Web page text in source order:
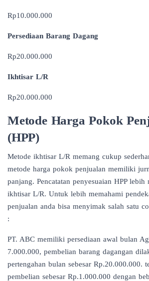
Rp10.000.000
Persediaan Barang Dagang
Rp20.000.000
Ikhtisar L/R
Rp20.000.000
Metode Harga Pokok
(HPP)
Metode ikhtisar L/R memang cukup
metode harga pokok penjualan memiliki
panjang. Pencatatan penyesuaian HPP
ikhtisar L/R. Untuk lebih memahami
penjualan anda bisa menyimak salah satu
:
PT. ABC memiliki persediaan awal bulan
7.000.000, pembelian barang dagangan
pertengahan bulan sebesar Rp.20.000.000.
pembelian sebesar Rp.1.000.000 dengan